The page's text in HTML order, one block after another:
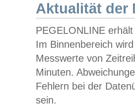
Aktualität der
PEGELONLINE
Im Binnenbereich
Messwerte von
Minuten.
Fehlern bei der
sein.